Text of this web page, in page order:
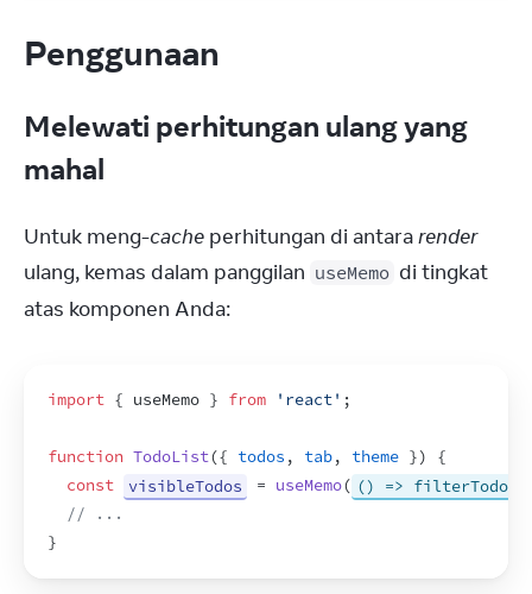
Penggunaan
Melewati perhitungan ulang yang
mahal
Untuk meng-cache perhitungan di antara render
ulang, kemas dalam panggilan useMemo di tingkat
atas komponen Anda:
import { useMemo } from 'react' ;
function TodoList({ todos , tab, theme })
{
const
visibleTodos = useMemo( () =>
// ...
}